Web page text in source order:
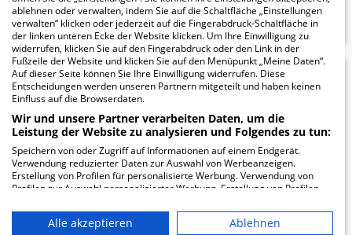
2.5
Entgiftungskrankenhaus
Count Down
Frankfurter Allee 40
10247 Berlin
ablehnen oder verwalten, indem Sie auf die Schaltfläche „Einstellungen
verwalten“ klicken oder jederzeit auf die Fingerabdruck-Schaltfläche in
der linken unteren Ecke der Website klicken. Um Ihre Einwilligung zu
widerrufen, klicken Sie auf den Fingerabdruck oder den Link in der
Fußzeile der Website und klicken Sie auf den Menüpunkt „Meine Daten“.
Auf dieser Seite können Sie Ihre Einwilligung widerrufen. Diese
Entscheidungen werden unseren Partnern mitgeteilt und haben keinen
Einfluss auf die Browserdaten.
Wir und unsere Partner verarbeiten Daten, um die
Leistung der Website zu analysieren und Folgendes zu tun:
Speichern von oder Zugriff auf Informationen auf einem Endgerät.
Verwendung reduzierter Daten zur Auswahl von Werbeanzeigen.
Erstellung von Profilen für personalisierte Werbung. Verwendung von
Profilen zur Auswahl personalisierter Werbung. Erstellung von Profilen
personalisierter Inhalte. Messung der Werbeleistung. Messung der
Performance von Inhalten. Analyse von Zielgruppen durch Statistiken
Alle akzeptieren
Ablehnen